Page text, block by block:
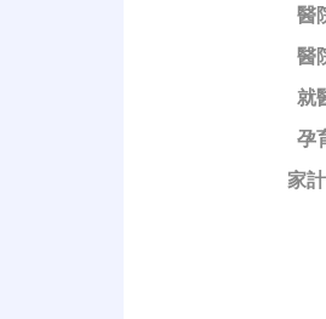
醫
醫
就
孕
家